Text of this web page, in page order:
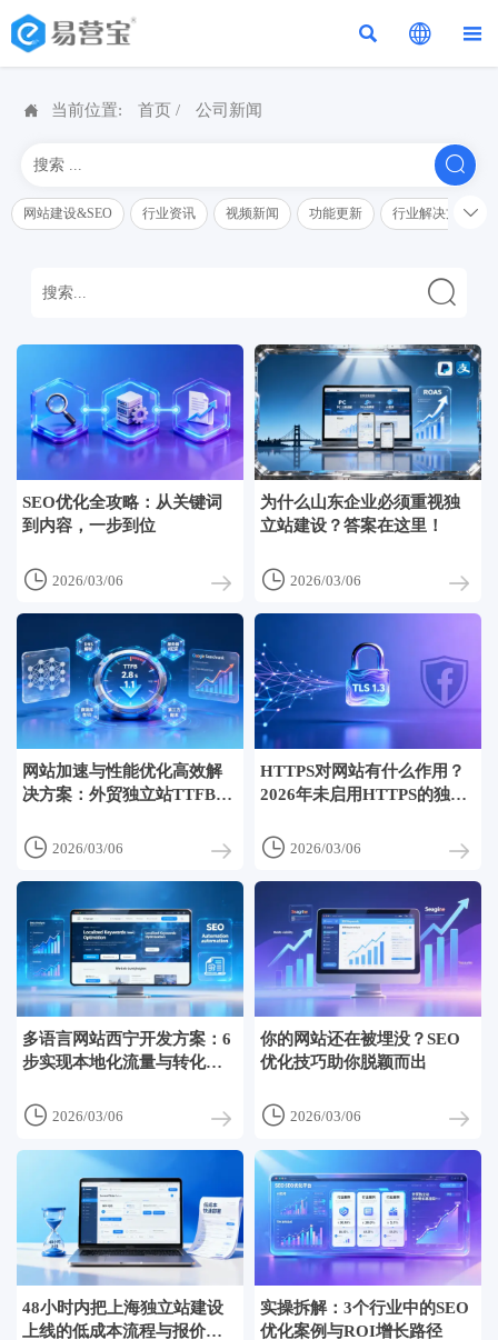
  
 当前位置: 首页 / 公司新闻

网站建设&SEO 行业资讯 视频新闻 功能更新 行业解决方案解读


SEO优化全攻略：从关键词
到内容，一步到位
 2026/03/06
为什么山东企业必须重视独
立站建设？答案在这里！
 2026/03/06
网站加速与性能优化高效解
决方案：外贸独立站TTFB超
站建设&SEO
 2026/03/06
HTTPS对网站有什么作用？
2026年未启用HTTPS的独立
已被系统自动限流
 2026/03/06
多语言网站西宁开发方案：6
步实现本地化流量与转化提
 2026/03/06
你的网站还在被埋没？SEO
优化技巧助你脱颖而出
 2026/03/06
48小时内把上海独立站建设
上线的低成本流程与报价指
实操拆解：3个行业中的SEO
优化案例与ROI增长路径